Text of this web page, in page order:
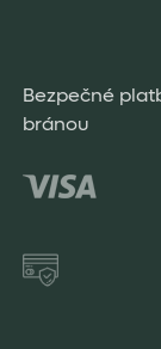
Bezpečné
bránou